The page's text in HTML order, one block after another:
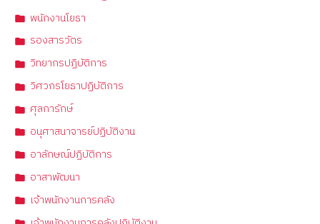
พนักงานโยธา
รองสารวัตร
วิทยากรปฏิบัติการ
วิศวกรโยธาปฏิบัติการ
ศุลการักษ์
อนุศาสนาจารย์ปฏิบัติงาน
อาลักษณ์ปฏิบัติการ
อาสาพัฒนา
เจ้าพนักงานการคลัง